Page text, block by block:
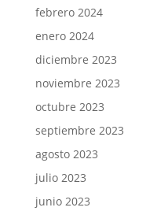
febrero 2024
enero 2024
diciembre 2023
noviembre 2023
octubre 2023
septiembre 2023
agosto 2023
julio 2023
junio 2023